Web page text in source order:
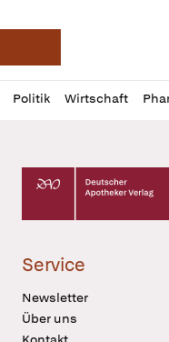
Deutsche
Politik Wirtschaft
Profil
öffnen
Daz
Pur
Deutscher Apotheker
Service
Newsletter
Über uns